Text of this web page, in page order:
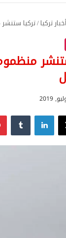
أخبار تركيا/تركيا ستنشر منظمومة “إس-400”
‫X لينكدإن